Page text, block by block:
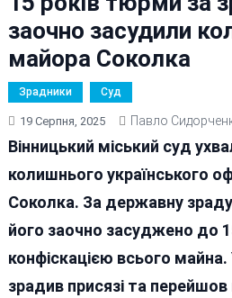
заочно засудили
майора Соколка
Зрадники Суд
19 Серпня, 2025 Павло
Вінницький міський суд
колишнього українського
Соколка. За державну
його заочно засуджено до
конфіскацією всього
зрадив присязі та